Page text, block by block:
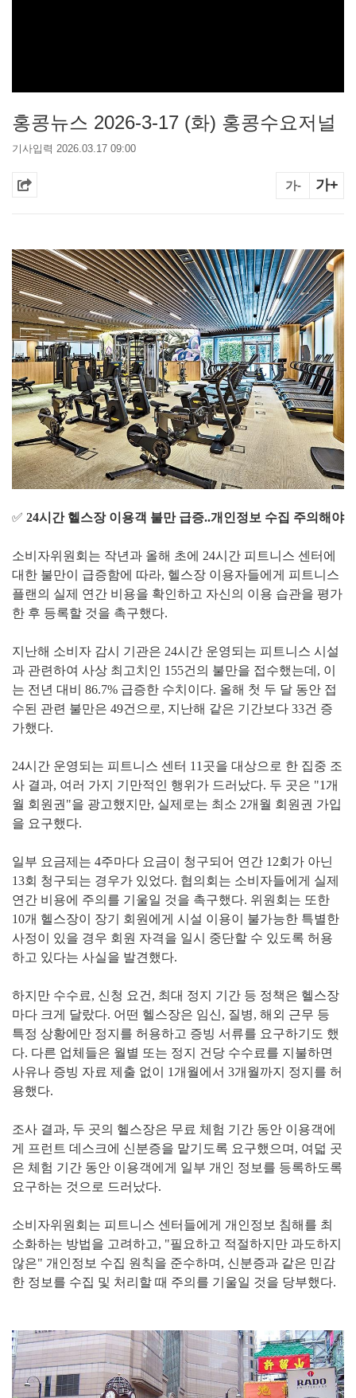
홍콩뉴스 2026-3-17 (화) 홍콩수요저널
기사입력 2026.03.17 09:00
가- 가+
✅ 24시간 헬스장 이용객 불만 급증..개인정보 수집 주의해야
소비자위원회는 작년과 올해 초에 24시간 피트니스 센터에
대한 불만이 급증함에 따라, 헬스장 이용자들에게 피트니스
플랜의 실제 연간 비용을 확인하고 자신의 이용 습관을 평가
한 후 등록할 것을 촉구했다.
지난해 소비자 감시 기관은 24시간 운영되는 피트니스 시설
과 관련하여 사상 최고치인 155건의 불만을 접수했는데, 이
는 전년 대비 86.7% 급증한 수치이다. 올해 첫 두 달 동안 접
수된 관련 불만은 49건으로, 지난해 같은 기간보다 33건 증
가했다.
24시간 운영되는 피트니스 센터 11곳을 대상으로 한 집중 조
사 결과, 여러 가지 기만적인 행위가 드러났다. 두 곳은 "1개
월 회원권"을 광고했지만, 실제로는 최소 2개월 회원권 가입
을 요구했다.
일부 요금제는 4주마다 요금이 청구되어 연간 12회가 아닌
13회 청구되는 경우가 있었다. 협의회는 소비자들에게 실제
연간 비용에 주의를 기울일 것을 촉구했다. 위원회는 또한
10개 헬스장이 장기 회원에게 시설 이용이 불가능한 특별한
사정이 있을 경우 회원 자격을 일시 중단할 수 있도록 허용
하고 있다는 사실을 발견했다.
하지만 수수료, 신청 요건, 최대 정지 기간 등 정책은 헬스장
마다 크게 달랐다. 어떤 헬스장은 임신, 질병, 해외 근무 등
특정 상황에만 정지를 허용하고 증빙 서류를 요구하기도 했
다. 다른 업체들은 월별 또는 정지 건당 수수료를 지불하면
사유나 증빙 자료 제출 없이 1개월에서 3개월까지 정지를 허
용했다.
조사 결과, 두 곳의 헬스장은 무료 체험 기간 동안 이용객에
게 프런트 데스크에 신분증을 맡기도록 요구했으며, 여덟 곳
은 체험 기간 동안 이용객에게 일부 개인 정보를 등록하도록
요구하는 것으로 드러났다.
소비자위원회는 피트니스 센터들에게 개인정보 침해를 최
소화하는 방법을 고려하고, "필요하고 적절하지만 과도하지
않은" 개인정보 수집 원칙을 준수하며, 신분증과 같은 민감
한 정보를 수집 및 처리할 때 주의를 기울일 것을 당부했다.